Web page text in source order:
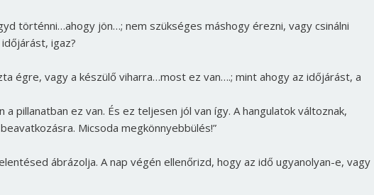
történni…ahogy jön…; nem szükséges máshogy érezni, vagy csinálni
igaz?
égre, vagy a készülő viharra…most ez van….; mint ahogy az időjárást, a
pillanatban ez van. És ez teljesen jól van így. A hangulatok változnak,
Micsoda megkönnyebbülés!”
ábrázolja. A nap végén ellenőrizd, hogy az idő ugyanolyan-e, vagy